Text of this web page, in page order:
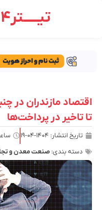
تیـــــتر24
اقتصاد مازندران در
تا تاخیر در پرداخت‌ها
تاریخ انتشار: ۱۴۰۴-۰۴-۱۹
دسته بندی: صنعت معدن و